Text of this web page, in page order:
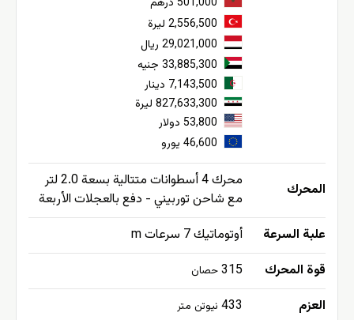
2,556,500 ليرة
29,021,000 ريال
33,885,300 جنيه
7,143,500 دينار
827,633,300 ليرة
53,800 دولار
46,600 يورو
المحرك
محرك 4 أسطوانات متتالية بسعة 2.0 لتر
مع شاحن توربيني - دفع بالعجلات الأربعة
علبة السرعة
أوتوماتيك 7 سرعات m
قوة المحرك
315 حصان
العزم 433 نيوتن متر